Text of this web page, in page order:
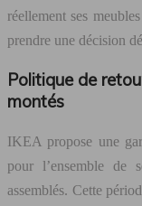
réellement ses
prendre une décision
Politique de
montés
IKEA propose une
pour l’ensemble
assemblés. Cette